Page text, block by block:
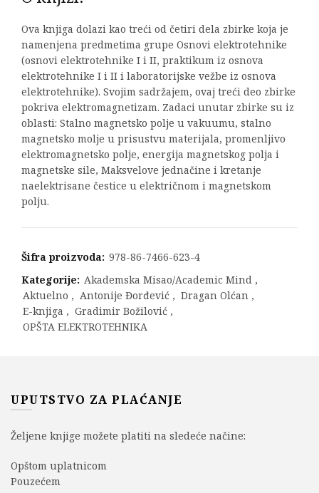
Ova knjiga dolazi kao treći od četiri dela zbirke koja je
namenjena predmetima grupe Osnovi elektrotehnike
(osnovi elektrotehnike I i II, praktikum iz osnova
elektrotehnike I i II i laboratorijske vežbe iz osnova
elektrotehnike). Svojim sadržajem, ovaj treći deo zbirke
pokriva elektromagnetizam. Zadaci unutar zbirke su iz
oblasti: Stalno magnetsko polje u vakuumu, stalno
magnetsko molje u prisustvu materijala, promenljivo
elektromagnetsko polje, energija magnetskog polja i
magnetske sile, Maksvelove jednačine i kretanje
naelektrisane čestice u električnom i magnetskom
polju.
Šifra proizvoda: 978-86-7466-623-4
Kategorije: Akademska Misao/Academic Mind ,
Aktuelno , Antonije Đorđević , Dragan Olćan ,
E-knjiga , Gradimir Božilović ,
OPŠTA ELEKTROTEHNIKA
UPUTSTVO ZA PLAĆANJE
Željene knjige možete platiti na sledeće načine:
Opštom uplatnicom
Pouzećem